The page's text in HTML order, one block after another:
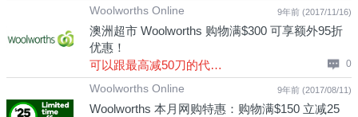
9年前 (2017/11/16)
Woolworths Online
澳洲超市 Woolworths 购物满$300 可享额外95折
优惠！
可以跟最高减50刀的代金券一起使用！
0
9年前 (2017/08/11)
Woolworths Online
Woolworths 本月网购特惠：购物满$150 立减25